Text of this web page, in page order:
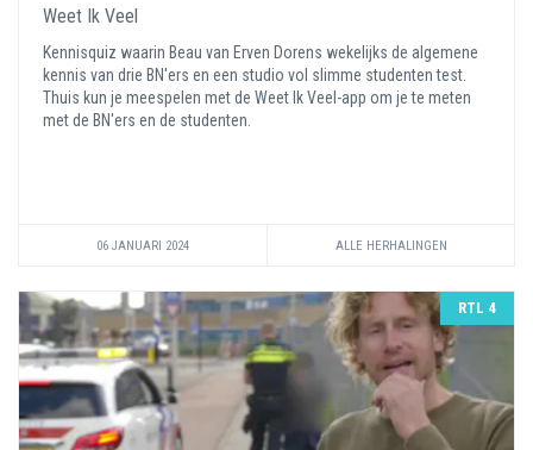
Weet Ik Veel
Kennisquiz waarin Beau van Erven Dorens wekelijks de algemene
kennis van drie BN'ers en een studio vol slimme studenten test.
Thuis kun je meespelen met de Weet Ik Veel-app om je te meten
met de BN'ers en de studenten.
06 JANUARI 2024 ALLE HERHALINGEN
RTL 4